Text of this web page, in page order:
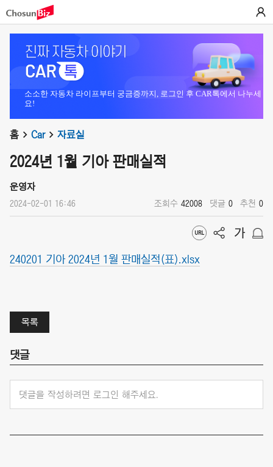
소소한 자동차 라이프부터 궁금증까지, 로그인 후 CAR톡에서 나누세
요!
홈 Car 자료실
2024년 1월 기아 판매실적
운영자
2024-02-01 16:46 조회수 42008 댓글 0 추천 0
240201 기아 2024년 1월 판매실적(표).xlsx
목록
댓글
댓글을 작성하려면 로그인 해주세요.